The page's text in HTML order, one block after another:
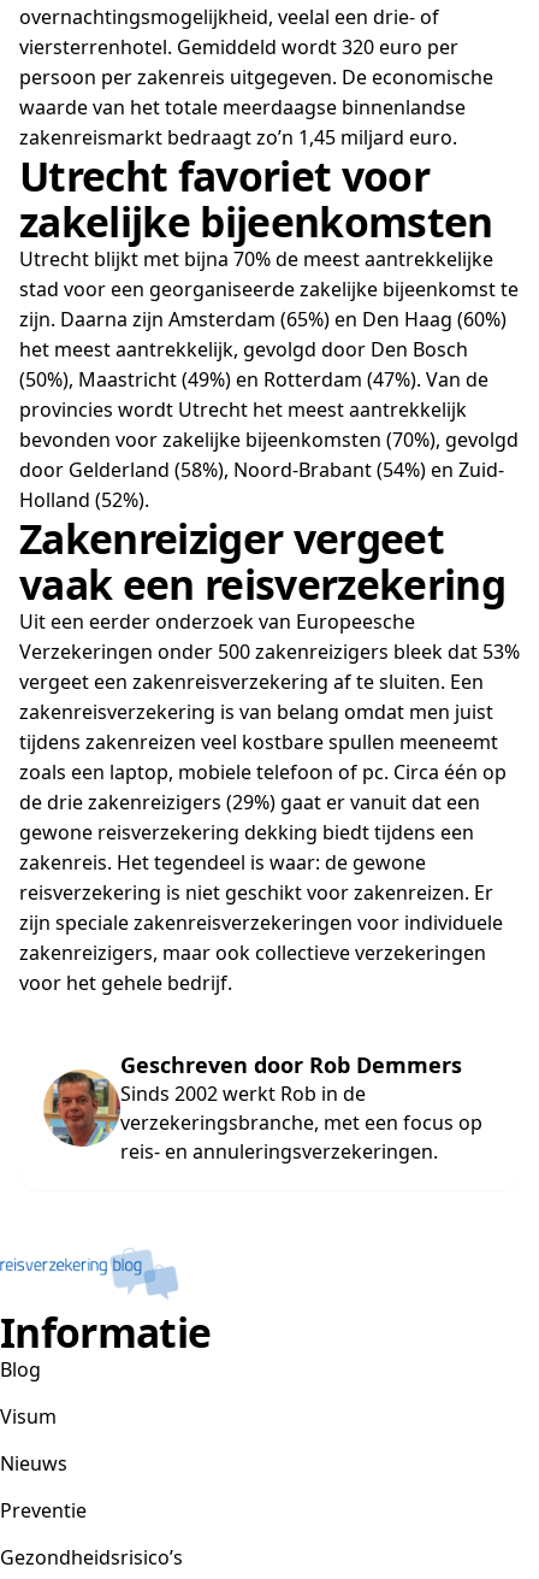
overnachtingsmogelijkheid, veelal een drie- of
viersterrenhotel. Gemiddeld wordt 320 euro per
persoon per zakenreis uitgegeven. De economische
waarde van het totale meerdaagse binnenlandse
zakenreismarkt bedraagt zo’n 1,45 miljard euro.
Utrecht favoriet voor
zakelijke bijeenkomsten
Utrecht blijkt met bijna 70% de meest aantrekkelijke
stad voor een georganiseerde zakelijke bijeenkomst te
zijn. Daarna zijn Amsterdam (65%) en Den Haag (60%)
het meest aantrekkelijk, gevolgd door Den Bosch
(50%), Maastricht (49%) en Rotterdam (47%). Van de
provincies wordt Utrecht het meest aantrekkelijk
bevonden voor zakelijke bijeenkomsten (70%), gevolgd
door Gelderland (58%), Noord-Brabant (54%) en Zuid-
Holland (52%).
Zakenreiziger vergeet
vaak een reisverzekering
Uit een eerder onderzoek van Europeesche
Verzekeringen onder 500 zakenreizigers bleek dat 53%
vergeet een zakenreisverzekering af te sluiten. Een
zakenreisverzekering is van belang omdat men juist
tijdens zakenreizen veel kostbare spullen meeneemt
zoals een laptop, mobiele telefoon of pc. Circa één op
de drie zakenreizigers (29%) gaat er vanuit dat een
gewone reisverzekering dekking biedt tijdens een
zakenreis. Het tegendeel is waar: de gewone
reisverzekering is niet geschikt voor zakenreizen. Er
zijn speciale zakenreisverzekeringen voor individuele
zakenreizigers, maar ook collectieve verzekeringen
voor het gehele bedrijf.
Geschreven door Rob Demmers
Sinds 2002 werkt Rob in de
verzekeringsbranche, met een focus op
reis- en annuleringsverzekeringen.
Informatie
Blog
Visum
Nieuws
Preventie
Gezondheidsrisico’s